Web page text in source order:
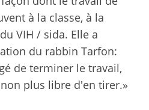
à la classe, à la
VIH / sida. Elle a
du rabbin Tarfon:
de terminer le travail,
plus libre d'en tirer.»